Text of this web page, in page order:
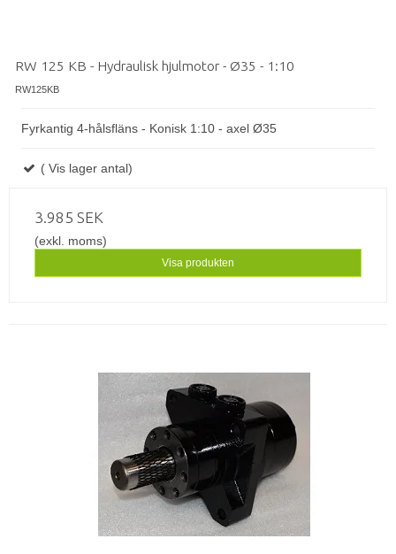
RW 125 KB - Hydraulisk hjulmotor - Ø35 - 1:10
RW125KB
Fyrkantig 4-hålsfläns - Konisk 1:10 - axel Ø35
( Vis lager antal)
3.985 SEK
(exkl. moms)
Visa produkten